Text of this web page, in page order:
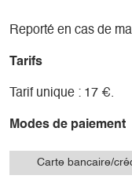
Reporté en cas de
Tarifs
Tarif unique : 17 €.
Modes de paiement
Carte bancaire/